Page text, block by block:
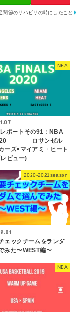
関節のリハビリの時にしたこと
NBA
ポートその91：NBA
ロサンゼル
ーズ×マイアミ・ヒート
ビュー)
2020-2021season
ェックチームをランダ
みた〜WEST編〜
NBA